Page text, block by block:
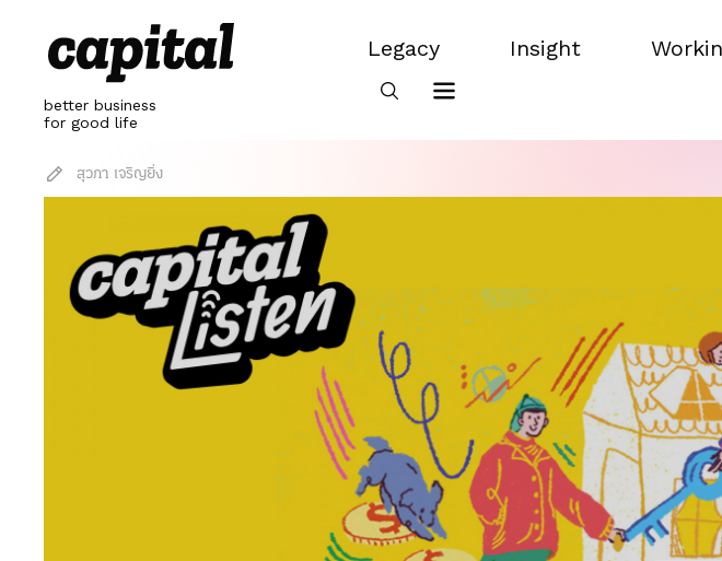
content
better business
for good life
Legacy
Legacy
Insight
สุวภา เจริญยิ่ง